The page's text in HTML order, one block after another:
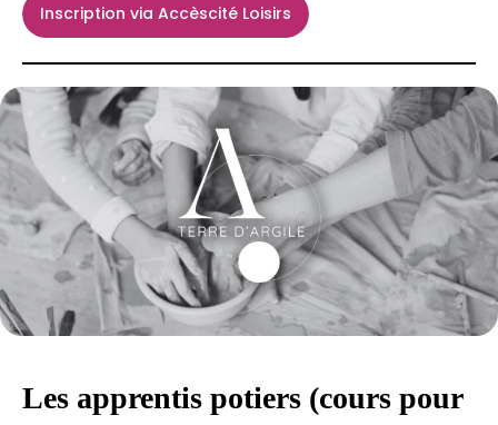
Inscription via Accèscité Loisirs
Les apprentis potiers (cours pour